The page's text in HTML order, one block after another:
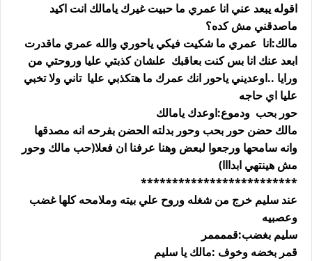
اقوله يبعد عني انا عمري ما حبيت غيرك يامالك انت اكيد
ماصدقني مش كده؟
مالك:انا عمري ما شكيت فيكي ياحوري والله عمري ماقدرت
ابعد عنك انا بس كنت بعاقبك علشان كذبتي عليا وروحتي من
ورايا ..اوعديني ياحور انك عمرك ما هتكذبي عليا تاني ولا تخبي
عليا اي حاجه
حور بحب ودموع:اوعدك يامالك
مالك حضن حور بحب وحور بدلته الحضن بفرحه انه مصدقها
وانه سامحها ورجعوا لبعض وهنا عرفنا ان فعلا(حب مالك وحور
مش هينتهي ابدااا)
*************************
عند سليم خرج من شغله وروح علي بيته وملامحه كلها غضب
وعصبيه
سليم بغضب:قممممر
قمر بخضه وخوف :مالك يا سليم